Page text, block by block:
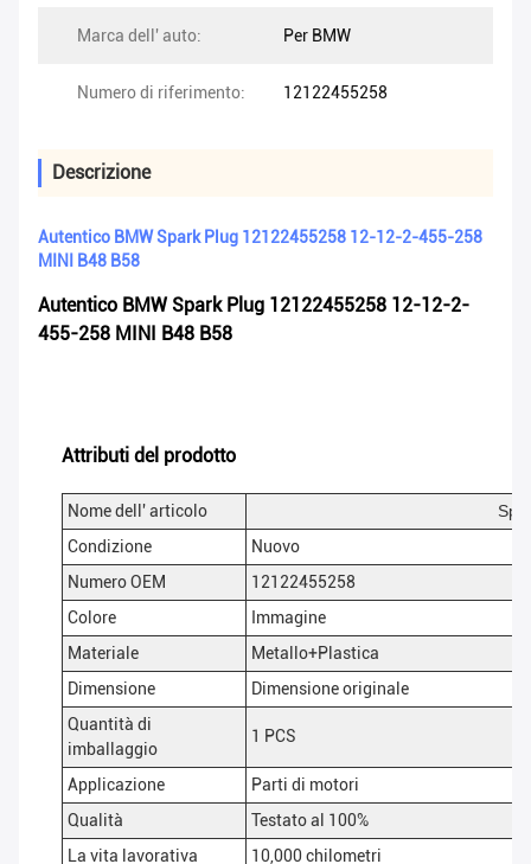
Marca dell' auto: Per BMW
Numero di riferimento: 12122455258
Descrizione
Autentico BMW Spark Plug 12122455258 12-12-2-455-258
MINI B48 B58
Autentico BMW Spark Plug 12122455258 12-12-2-
455-258 MINI B48 B58
Attributi del prodotto
Nome dell' articolo
Condizione
Nuovo
Numero OEM
12122455258
Colore
Immagine
Materiale
Metallo+Plastica
Dimensione
Dimensione originale
Quantità di
imballaggio
1 PCS
Applicazione
Parti di motori
Qualità
Testato al 100%
La vita lavorativa
10,000 chilometri